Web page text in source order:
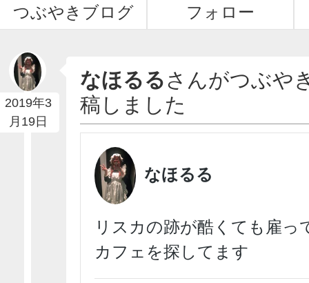
つぶやきブログ
フォロー
2019年3
月19日
なほるるさんがつぶや
稿しました
なほるる
リスカの跡が酷くても雇っ
カフェを探してます